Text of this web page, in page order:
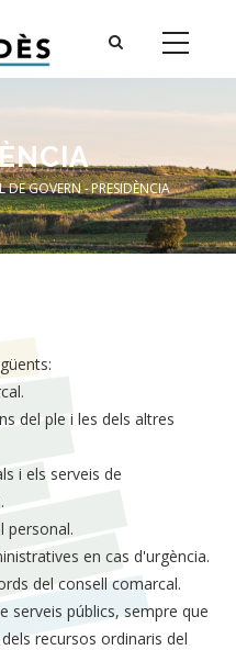
DE GOVERN-PRESIDÈNCIA
del ple i les dels altres
i els serveis de
personal.
en cas d'urgència.
del consell comarcal.
serveis públics, sempre que
recursos ordinaris del